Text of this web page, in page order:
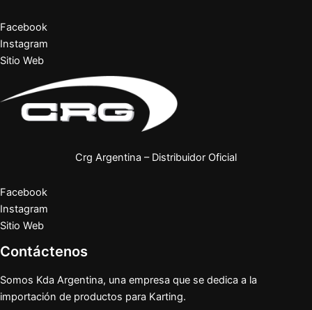
Facebook
Instagram
Sitio Web
Crg Argentina – Distribuidor Oficial
Facebook
Instagram
Sitio Web
Contáctenos
Somos Kda Argentina, una empresa que se dedica a la
importación de productos para Karting.